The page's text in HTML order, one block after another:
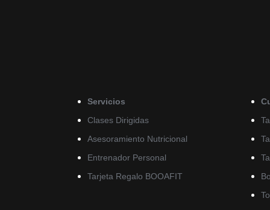
Servicios
Clases Dirigidas
Asesoramiento Nutricional
Entrenador Personal
Tarjeta Regalo BOOAFIT